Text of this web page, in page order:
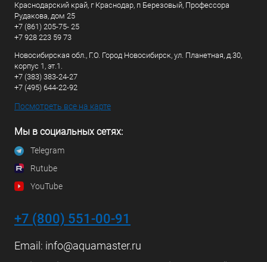
Краснодарский край, г Краснодар, п Березовый, Профессора
Рудакова, дом 25
+7 (861) 205-75- 25
+7 928 223 59 73
Новосибирская обл., Г.О. Город Новосибирск, ул. Планетная, д.30,
корпус 1, эт.1.
+7 (383) 383-24-27
+7 (495) 644-22-92
Посмотреть все на карте
Мы в социальных сетях:
Telegram
Rutube
YouTube
+7 (800) 551-00-91
Email: info@aquamaster.ru